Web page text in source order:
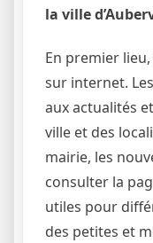
la ville
En premier
sur internet.
aux actualités
ville et des
mairie, les
consulter la
utiles pour
des petites et